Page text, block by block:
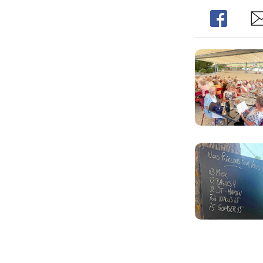
Share